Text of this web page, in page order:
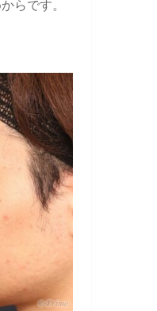
らです。